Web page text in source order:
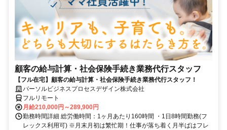
顧客の給与計算・社会保険手続き業務代行スタッフ
【フル在宅】顧客の給与計算・社会保険手続き業務代行スタッフ！
パーソルビジネスプロセスデザイン株式会社
フルリモート
月給210,000円～289,900円
勤務時間詳細 総労働時間：1ヶ月あたり160時間 ・1日8時間勤務(フ
レックス利用可) ※月末月初は繁忙期！仕事が落ち着く月半ばはフレ